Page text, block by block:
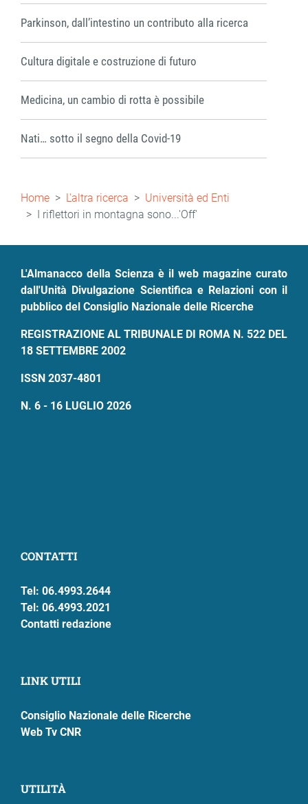
Parkinson, dall’intestino un contributo alla ricerca
Cultura digitale e costruzione di futuro
Medicina, un cambio di rotta è possibile
Nati… sotto il segno della Covid-19
Briciole
di
pane
Home L'altra ricerca
Università ed Enti
I riflettori in montagna sono...'Off'
L'Almanacco della Scienza è il web magazine curato
dall'Unità Divulgazione Scientifica e Relazioni con il
pubblico del Consiglio Nazionale delle Ricerche
REGISTRAZIONE AL TRIBUNALE DI ROMA N. 522 DEL
18 SETTEMBRE 2002
ISSN 2037-4801
N. 6 - 16 LUGLIO 2026
CONTATTI
Tel: 06.4993.2644
Tel: 06.4993.2021
Contatti redazione
LINK UTILI
Consiglio Nazionale delle Ricerche
Web Tv CNR
UTILITÀ